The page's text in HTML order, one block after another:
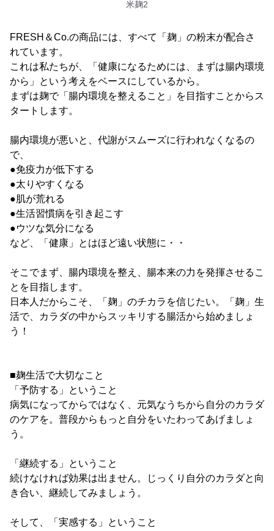
米麹2
FRESH＆Co.の商品には、すべて「麹」の粉末が配合さ
れています。
これは私たちが、「健康になるためには、まずは腸内環境
から」という考えをベースにしているから。
まずは麹で「腸内環境を整えること」を目指すことからス
タートします。
腸内環境が悪いと、代謝がスムーズに行われなくなるの
で、
●免疫力が低下する
●太りやすくなる
●肌が荒れる
●生活習慣病を引き起こす
●ウツな気分になる
など、「健康」とはほど遠い状態に・・
そこでまず、腸内環境を整え、腸本来の力を発揮させるこ
とを目指します。
日本人だからこそ、「麹」のチカラを信じたい。「麹」生
活で、カラダの中からスッキリする腸活から始めましょ
う！
■麹生活で大切なこと
「予防する」ということ
病気になってからではなく、元気なうちから自分のカラダ
のケアを。普段からもっと自分をいたわってあげましょ
う。
「継続する」ということ
続けなければ効果は出ません。じっくり自分のカラダと向
き合い、継続してみましょう。
そして、「実感する」ということ